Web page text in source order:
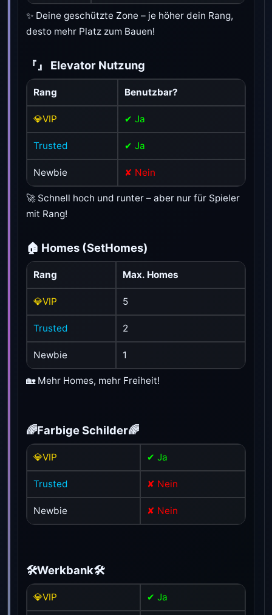
✨ Deine geschützte Zone – je höher dein Rang,
desto mehr Platz zum Bauen!
『』 Elevator Nutzung
Rang Benutzbar?
💎VIP ✔ Ja
Trusted ✔ Ja
Newbie ✘ Nein
🚀 Schnell hoch und runter – aber nur für Spieler
mit Rang!
🏠 Homes (SetHomes)
Rang Max. Homes
💎VIP 5
Trusted 2
Newbie 1
🏡 Mehr Homes, mehr Freiheit!
🌈Farbige Schilder🌈
💎VIP ✔ Ja
Trusted ✘ Nein
Newbie ✘ Nein
🛠️Werkbank🛠️
💎VIP ✔ Ja